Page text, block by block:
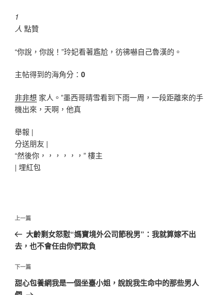
1
人 點贊
“你說，你說！”玲妃看著尷尬，彷彿嚇自己魯漢的。
主帖得到的海角分： 0
非非想 家人。”墨西哥晴雪看到下雨一周，一段距離來的手
機出來，天啊，他真
舉報 |
分送朋友 |
“然後你，，，，，，” 樓主
| 埋紅包
文
導
覽
上
一
篇
章
上一篇
大齡剩女怒懟“媽寶境外公司節稅男”：我就算嫁不出
去，也不會任由你們欺負
下
一
篇
下一篇
甜心包養網我是一個坐臺小姐，說說我生命中的那些男人